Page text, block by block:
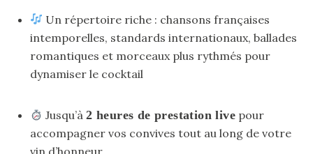
Un répertoire riche : chansons françaises
intemporelles, standards internationaux, ballades
romantiques et morceaux plus rythmés pour
dynamiser le cocktail
Jusqu’à2 heures de prestation live pour
accompagner vos convives tout au long de votre
vin d’honneur